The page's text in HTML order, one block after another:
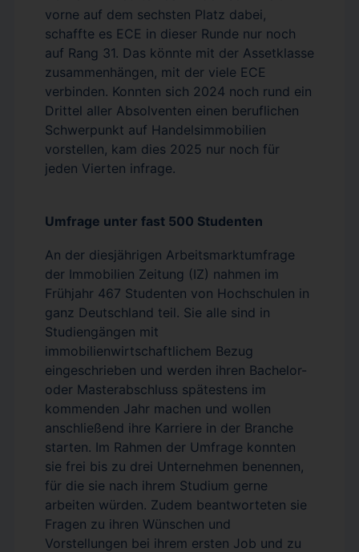
vorne auf dem sechsten Platz dabei,
schaffte es ECE in dieser Runde nur noch
auf Rang 31. Das könnte mit der Assetklasse
zusammenhängen, mit der viele ECE
verbinden. Konnten sich 2024 noch rund ein
Drittel aller Absolventen einen beruflichen
Schwerpunkt auf Handelsimmobilien
vorstellen, kam dies 2025 nur noch für
jeden Vierten infrage.
Umfrage unter fast 500 Studenten
An der diesjährigen Arbeitsmarktumfrage
der Immobilien Zeitung (IZ) nahmen im
Frühjahr 467 Studenten von Hochschulen in
ganz Deutschland teil. Sie alle sind in
Studiengängen mit
immobilienwirtschaftlichem Bezug
eingeschrieben und werden ihren Bachelor-
oder Masterabschluss spätestens im
kommenden Jahr machen und wollen
anschließend ihre Karriere in der Branche
starten. Im Rahmen der Umfrage konnten
sie frei bis zu drei Unternehmen benennen,
für die sie nach ihrem Studium gerne
arbeiten würden. Zudem beantworteten sie
Fragen zu ihren Wünschen und
Vorstellungen bei ihrem ersten Job und zu